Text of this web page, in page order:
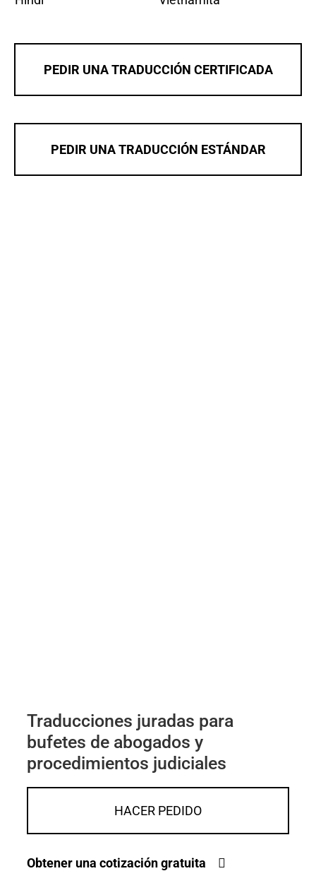
PEDIR UNA TRADUCCIÓN CERTIFICADA
PEDIR UNA TRADUCCIÓN ESTÁNDAR
Traducciones juradas para
bufetes de abogados y
procedimientos judiciales
HACER PEDIDO
Obtener una cotización gratuita